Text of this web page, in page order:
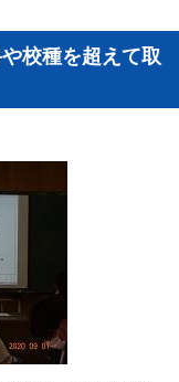
校種を超えて取